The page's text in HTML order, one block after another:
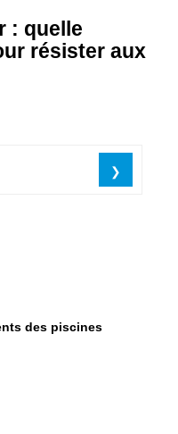
: quelle
résister aux
des piscines